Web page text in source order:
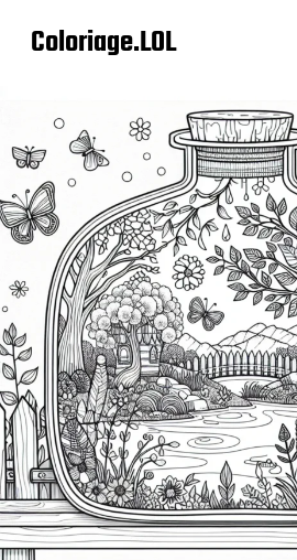
Coloriage.LOL